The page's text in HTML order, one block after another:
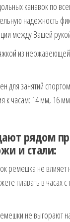
канавок по
надежность
между Вашей
из нержавеющей
для занятий
к часам: 14 мм, 16
рядом
и стали:
ремешка не влияет
плавать в
не выгорают